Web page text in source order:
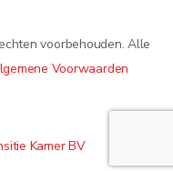
voorbehouden. Alle
Voorwaarden
Kamer BV